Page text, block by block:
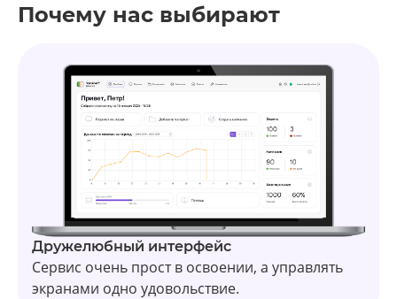
Почему нас выбирают
Дружелюбный интерфейс
Сервис очень прост в освоении, а управлять
экранами одно удовольствие.